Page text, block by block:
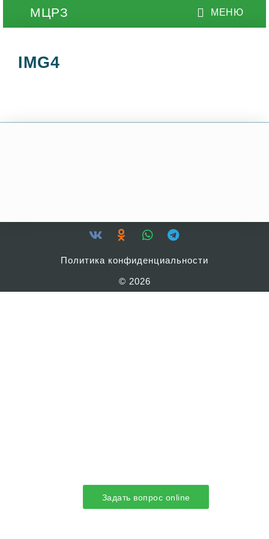
IMG4
© 2026
Политика конфиденциальности
Задать вопрос online